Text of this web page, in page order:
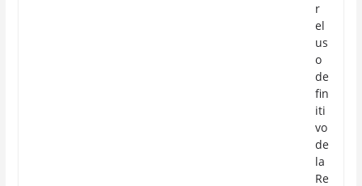
r
el
us
o
de
fin
iti
vo
de
la
Re